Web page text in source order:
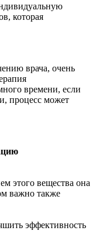
которая
врача, очень
времени, если
процесс может
этого вещества она
важно также
эффективность